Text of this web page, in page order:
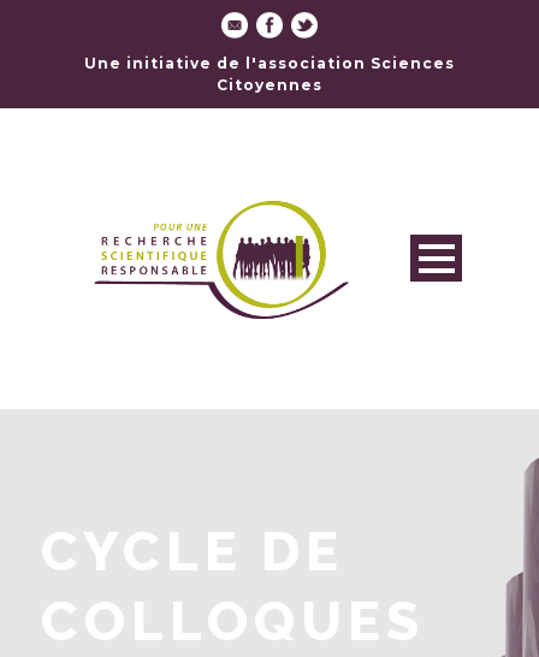
Une initiative de l'association Sciences
Citoyennes
CYCLE DE
COLLOQUES